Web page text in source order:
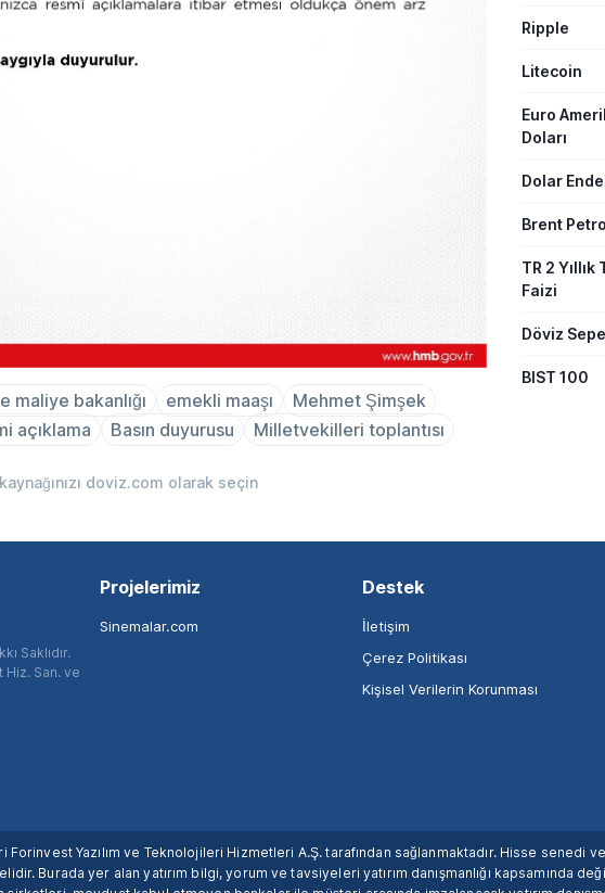
maliye bakanlığı emekli maaşı
Mehmet Şimşek
açıklama Basın duyurusu Milletvekilleri toplantısı
doviz.com olarak seçin
Ripple
Litecoin
Euro
Doları
Dolar
Brent
TR 2 Yıllık
Faizi
Döviz
BIST 100
Saklıdır.
San. ve
Projelerimiz
Sinemalar.com
Destek
İletişim
Çerez Politikası
Kişisel Verilerin Korunması
Forinvest Yazılım ve Teknolojileri Hizmetleri A.Ş. tarafından sağlanmaktadır. Hisse senedi
Burada yer alan yatırım bilgi, yorum ve tavsiyeleri yatırım danışmanlığı kapsamında